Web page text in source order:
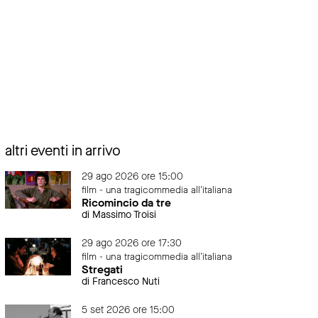
altri eventi in arrivo
29 ago 2026 ore 15:00
film - una tragicommedia all'italiana
Ricomincio da tre
di Massimo Troisi
29 ago 2026 ore 17:30
film - una tragicommedia all'italiana
Stregati
di Francesco Nuti
5 set 2026 ore 15:00